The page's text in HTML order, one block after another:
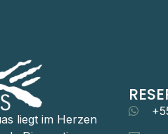
liegt im Herzen